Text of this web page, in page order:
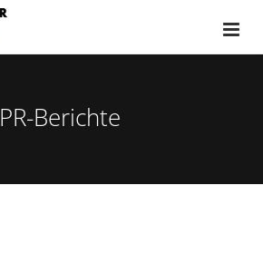
PR-Berichte